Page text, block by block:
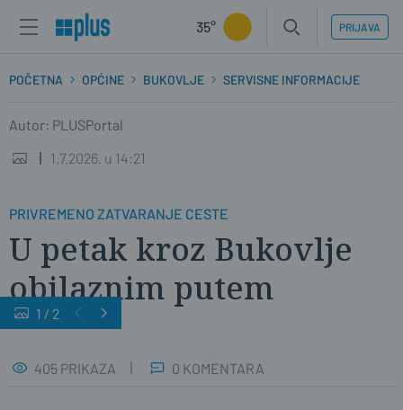
35° PRIJAVA
POČETNA OPĆINE BUKOVLJE SERVISNE INFORMACIJE
Autor: PLUSPortal
1.7.2026. u 14:21
PRIVREMENO ZATVARANJE CESTE
U petak kroz Bukovlje
obilaznim putem
1 / 2
405 PRIKAZA 0 KOMENTARA